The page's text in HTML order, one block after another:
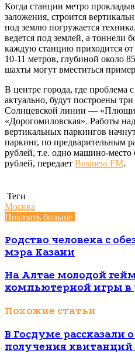
Когда станции метро
заложения, строится
под землю погружается
ведется под землей, а тоннели
каждую станцию приходится
10-11 метров, глубиной около
шахты могут вместиться
В центре города, где проблема
актуально, будут построены
Солнцевской линии —
«Дорогомиловская». Работы
вертикальных паркингов
паркинг, по предварительным
рублей, т.е. одно машино-место
рублей, передает Business FM.
Теги
Москва
Показать больше
Родство человека с
мэра Казани
На Алтае молодой
компьютерной игры в
Похожие статьи
В Госдуме рассказали
получения